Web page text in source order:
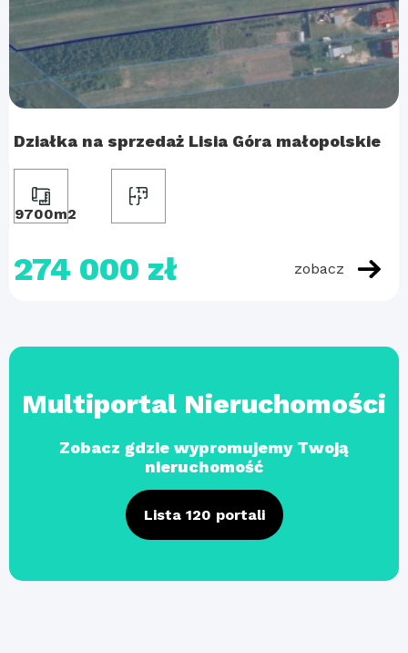
Działka na sprzedaż Lisia Góra małopolskie
9700m2
274 000 zł zobacz
Multiportal Nieruchomości
Zobacz gdzie wypromujemy Twoją
nieruchomość
Lista 120 portali